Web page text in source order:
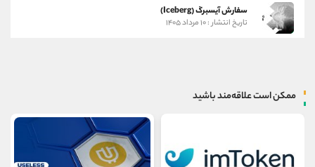
سفارش آیسبرگ (Iceberg)
تاریخ انتشار : ۱۰ مرداد ۱۴۰۵
ممکن است علاقه‌مند باشید